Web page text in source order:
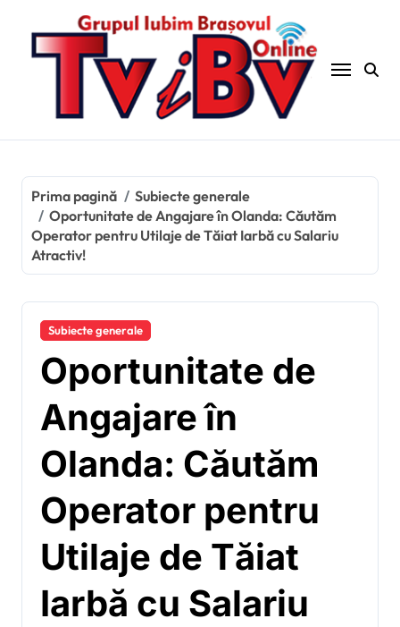
conținut
Prima pagină
Subiecte generale
Oportunitate de Angajare în Olanda: Căutăm
Operator pentru Utilaje de Tăiat Iarbă cu Salariu
Atractiv!
Subiecte generale
Oportunitate de
Angajare în
Olanda: Căutăm
Operator pentru
Utilaje de Tăiat
Iarbă cu Salariu